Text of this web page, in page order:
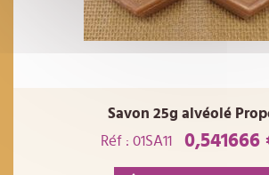
Savon 25g alvéolé
Réf : 01SA11
0,541666